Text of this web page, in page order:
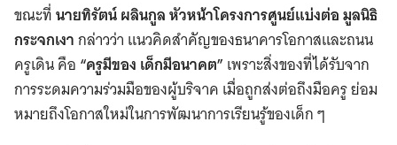
ขณะที่นายทิรัตน์ ผลินกูล หัวหน้าโครงการศูนย์แบ่งต่อ มูลนิธิ
กระจกเงากล่าวว่า แนวคิดสำคัญของธนาคารโอกาสและถนน
ครูเดิน คือ “ครูมีของ เด็กมีอนาคต” เพราะสิ่งของที่ได้รับจาก
การระดมความร่วมมือของผู้บริจาค เมื่อถูกส่งต่อถึงมือครู ย่อม
หมายถึงโอกาสใหม่ในการพัฒนาการเรียนรู้ของเด็ก ๆ